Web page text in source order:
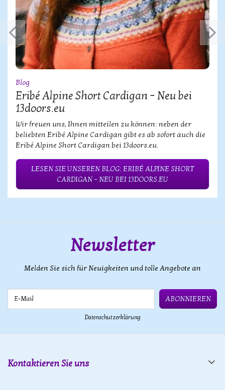
Blog
Eribé Alpine Short Cardigan – Neu bei
13doors.eu
Wir freuen uns, Ihnen mitteilen zu können: neben der
beliebten Eribé Alpine Cardigan gibt es ab sofort auch die
Eribé Alpine Short Cardigan bei 13doors.eu.
LESEN SIE UNSEREN BLOG: ERIBÉ ALPINE SHORT
CARDIGAN – NEU BEI 13DOORS.EU
Newsletter
Melden Sie sich für Neuigkeiten und tolle Angebote an
ABONNIEREN
Datenschutzerklärung
Kontaktieren Sie uns